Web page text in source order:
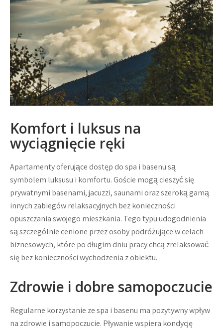
Komfort i luksus na
wyciągnięcie ręki
Apartamenty oferujące dostęp do spa i basenu są
symbolem luksusu i komfortu. Goście mogą cieszyć się
prywatnymi basenami, jacuzzi, saunami oraz szeroką gamą
innych zabiegów relaksacyjnych bez konieczności
opuszczania swojego mieszkania. Tego typu udogodnienia
są szczególnie cenione przez osoby podróżujące w celach
biznesowych, które po długim dniu pracy chcą zrelaksować
się bez konieczności wychodzenia z obiektu.
Zdrowie i dobre samopoczucie
Regularne korzystanie ze spa i basenu ma pozytywny wpływ
na zdrowie i samopoczucie. Pływanie wspiera kondycję